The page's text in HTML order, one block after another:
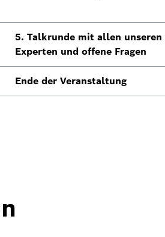
5. Talkrunde mit allen unseren
Experten und offene Fragen
Ende der Veranstaltung